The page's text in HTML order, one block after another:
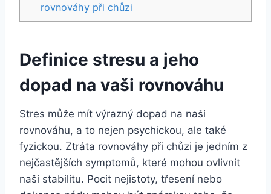
rovnováhy při chůzi
Definice stresu a jeho
dopad na vaši rovnováhu
Stres může mít výrazný dopad na naši
rovnováhu, a to nejen psychickou, ale také
fyzickou. Ztráta rovnováhy při chůzi je jedním z
nejčastějších symptomů, které mohou ovlivnit
naši stabilitu. Pocit nejistoty, třesení nebo